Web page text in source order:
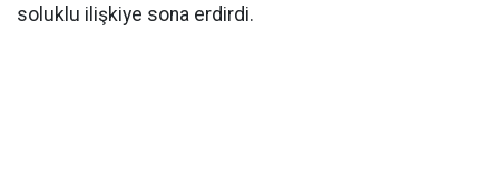
soluklu ilişkiye sona erdirdi.